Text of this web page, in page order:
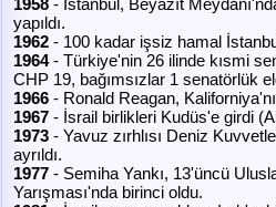
1958 - İstanbul, Beyazıt
yapıldı.
1962 - 100 kadar işsiz hamal
1964- Türkiye'nin 26 ilinde kısmi
CHP 19, bağımsızlar 1 senatörlük
1966 - Ronald Reagan,
1967 - İsrail birlikleri Kudüs'e girdi
1973 - Yavuz zırhlısı Deniz
ayrıldı.
1977 - Semiha Yankı, 13'üncü
Yarışması'nda birinci oldu.